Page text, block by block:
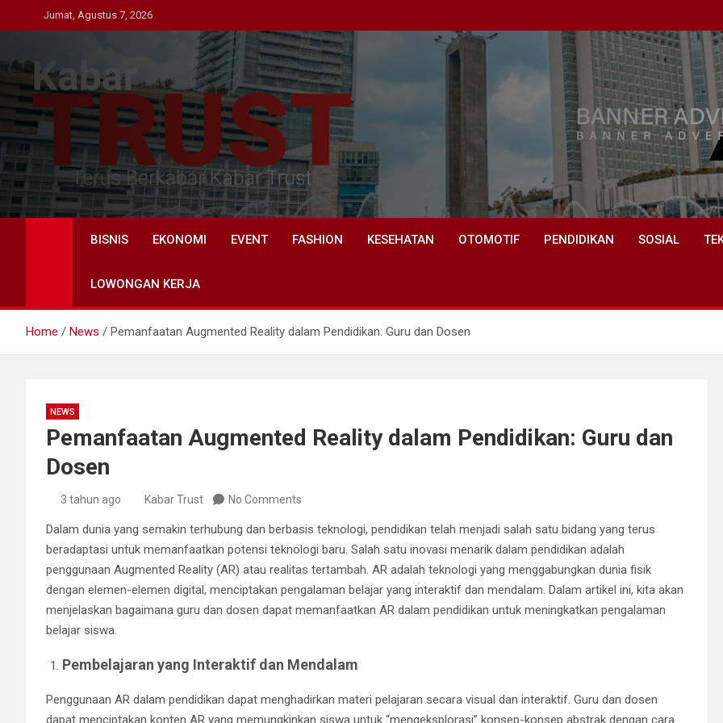
to
Jumat, Agustus 7, 2026
Kabar Trust
Terus Berkabar Kabar Trust
BISNIS EKONOMI EVENT FASHION KESEHATAN OTOMOTIF PENDIDIKAN SOSIAL
LOWONGAN KERJA
Home News Pemanfaatan Augmented Reality dalam Pendidikan: Guru dan Dosen
NEWS
Pemanfaatan Augmented Reality dalam Pendidikan: Guru dan
Dosen
3 tahun ago Kabar Trust No Comments
Dalam dunia yang semakin terhubung dan berbasis teknologi, pendidikan telah menjadi salah satu bidang yang terus
beradaptasi untuk memanfaatkan potensi teknologi baru. Salah satu inovasi menarik dalam pendidikan adalah
penggunaan Augmented Reality (AR) atau realitas tertambah. AR adalah teknologi yang menggabungkan dunia fisik
dengan elemen-elemen digital, menciptakan pengalaman belajar yang interaktif dan mendalam. Dalam artikel ini, kita akan
menjelaskan bagaimana guru dan dosen dapat memanfaatkan AR dalam pendidikan untuk meningkatkan pengalaman
belajar siswa.
Pembelajaran yang Interaktif dan Mendalam
Penggunaan AR dalam pendidikan dapat menghadirkan materi pelajaran secara visual dan interaktif. Guru dan dosen
dapat menciptakan konten AR yang memungkinkan siswa untuk “mengeksplorasi” konsep-konsep abstrak dengan cara